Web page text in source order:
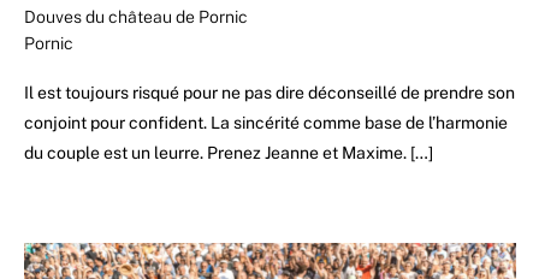
Douves du château de Pornic
Pornic
Il est toujours risqué pour ne pas dire déconseillé de prendre son
conjoint pour confident. La sincérité comme base de l’harmonie
du couple est un leurre. Prenez Jeanne et Maxime. […]